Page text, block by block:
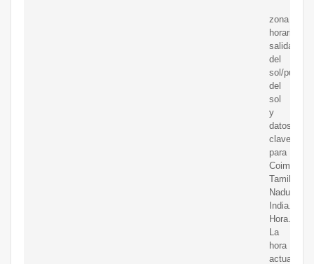
zona
horaria,
salida
del
sol/puesta
del
sol
y
datos
clave
para
Tamil
Nadu,
India.
Hora.mx
La
hora
actual